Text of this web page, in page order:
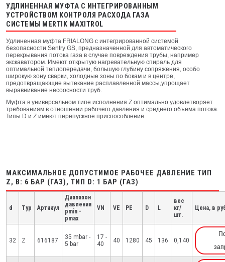
УДЛИНЕННАЯ МУФТА С ИНТЕГРИРОВАННЫМ
УСТРОЙСТВОМ КОНТРОЛЯ РАСХОДА ГАЗА
СИСТЕМЫ MERTIK MAXITROL
Удлиненная муфта FRIALONG c интегрированной системой
безопасности Sentry GS, предназначенной для автоматического
перекрывания потока газа в случае повреждения трубы, например
экскаватором. Имеют открытую нагревательную спираль для
оптимальной теплопередачи, большую глубину сопряжения, особо
широкую зону сварки, холодные зоны по бокам и в центре,
предотвращающие вытекание расплавленной массы,упрощает
выравнивание несоосности труб.
Муфта в универсальном типе исполнения Z оптимально удовлетворяет
требованиям в отношении рабочего давления и среднего объема потока.
Типы D и Z имеют перепускное приспособление.
МАКСИМАЛЬНОЕ ДОПУСТИМОЕ РАБОЧЕЕ ДАВЛЕНИЕ ТИП
Z, B: 6 БАР (ГАЗ), ТИП D: 1 БАР (ГАЗ)
d Typ Артикул
Диапазон
давления
pmin -
pmax
VN VE PE D L
вес
кг/
шт.
Цена, в
32 Z 616187
35 mbar -
5 bar
17 -
40
40 1280 45 136 0,140